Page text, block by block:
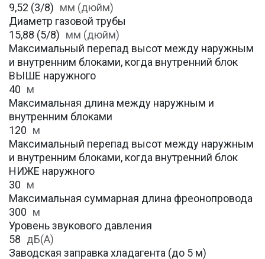
9,52 (3/8) мм (дюйм)
Диаметр газовой трубы
15,88 (5/8) мм (дюйм)
Максимальный перепад высот между наружным
и внутренним блоками, когда внутренний блок
ВЫШЕ наружного
40 м
Максимальная длина между наружным и
внутренним блоками
120 м
Максимальный перепад высот между наружным
и внутренним блоками, когда внутренний блок
НИЖЕ наружного
30 м
Максимальная суммарная длина фреонопровода
300 м
Уровень звукового давления
58 дБ(А)
Заводская заправка хладагента (до 5 м)